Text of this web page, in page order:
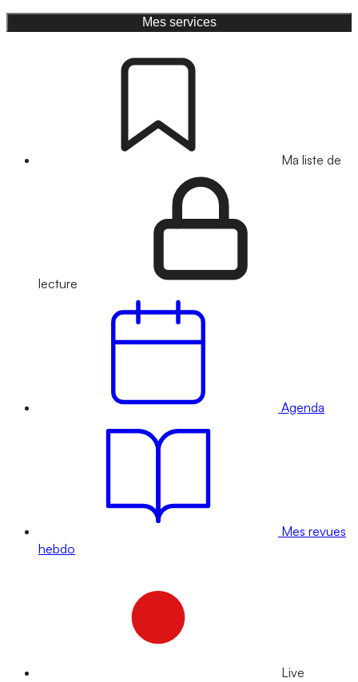
Mes services
Ma liste de
lecture
Agenda
Mes revues
hebdo
Live